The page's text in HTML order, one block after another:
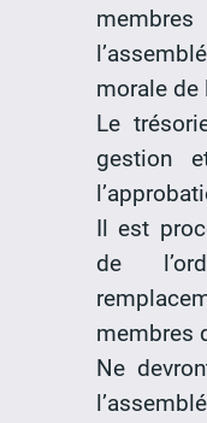
morale de
Le
gestion
Il est
de
membres
Ne